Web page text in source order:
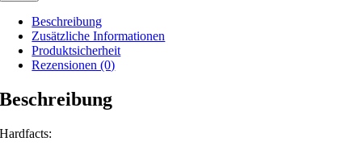
Beschreibung
Zusätzliche Informationen
Produktsicherheit
Rezensionen (0)
Beschreibung
Hardfacts: